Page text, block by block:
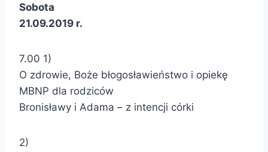
Sobota
21.09.2019 r.
7.00 1)
O zdrowie, Boże błogosławieństwo i opiekę
MBNP dla rodziców
Bronisławy i Adama – z intencji córki
2)